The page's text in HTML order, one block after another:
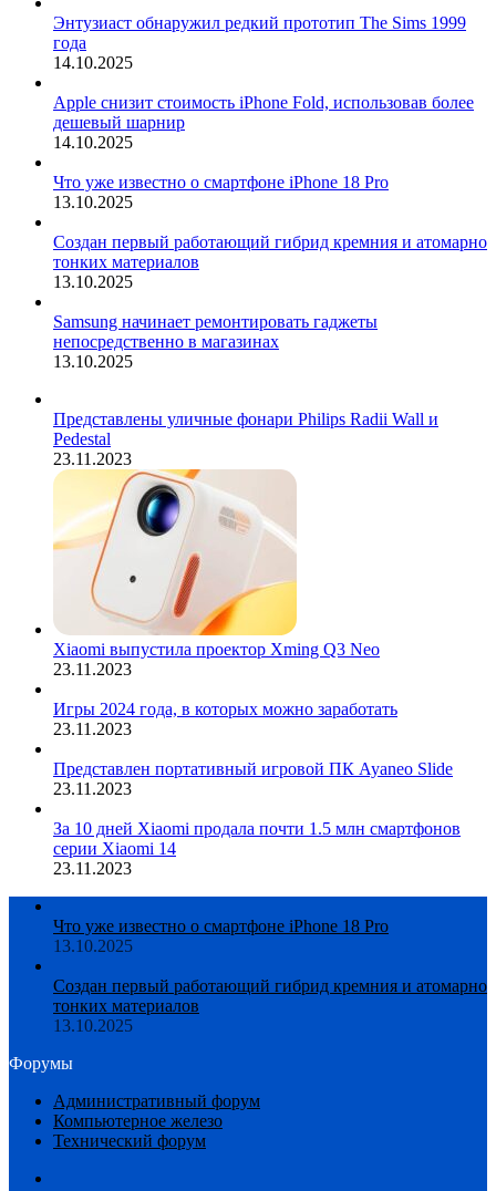
Энтузиаст обнаружил редкий прототип The Sims 1999
года
14.10.2025
Apple снизит стоимость iPhone Fold, использовав более
дешевый шарнир
14.10.2025
Что уже известно о смартфоне iPhone 18 Pro
13.10.2025
Создан первый работающий гибрид кремния и атомарно
тонких материалов
13.10.2025
Samsung начинает ремонтировать гаджеты
непосредственно в магазинах
13.10.2025
Представлены уличные фонари Philips Radii Wall и
Pedestal
23.11.2023
Xiaomi выпустила проектор Xming Q3 Neo
23.11.2023
Игры 2024 года, в которых можно заработать
23.11.2023
Представлен портативный игровой ПК Ayaneo Slide
23.11.2023
За 10 дней Xiaomi продала почти 1.5 млн смартфонов
серии Xiaomi 14
23.11.2023
Что уже известно о смартфоне iPhone 18 Pro
13.10.2025
Создан первый работающий гибрид кремния и атомарно
тонких материалов
13.10.2025
Форумы
Административный форум
Компьютерное железо
Технический форум